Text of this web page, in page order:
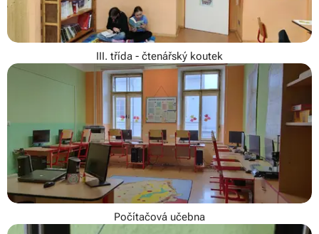
III. třída - čtenářský koutek
Počítačová učebna